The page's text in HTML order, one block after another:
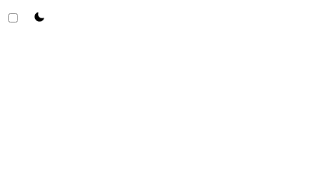
theme switcher